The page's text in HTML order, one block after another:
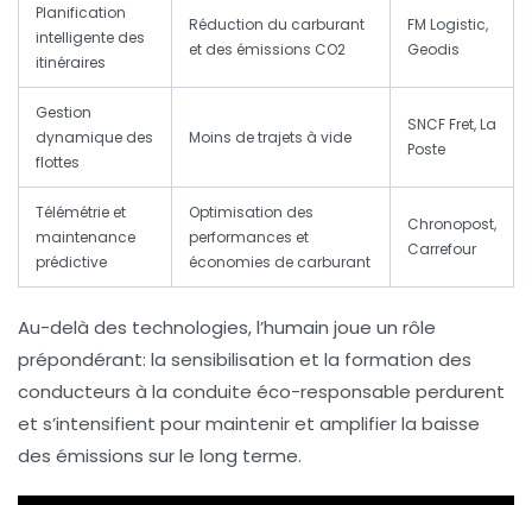
Planification
intelligente des
itinéraires
Réduction du carburant
et des émissions CO2
FM Logistic,
Geodis
Gestion
dynamique des
flottes
Moins de trajets à vide
SNCF Fret, La
Poste
Télémétrie et
maintenance
prédictive
Optimisation des
performances et
économies de carburant
Chronopost,
Carrefour
Au-delà des technologies, l’humain joue un rôle
prépondérant: la sensibilisation et la formation des
conducteurs à la conduite éco-responsable perdurent
et s’intensifient pour maintenir et amplifier la baisse
des émissions sur le long terme.